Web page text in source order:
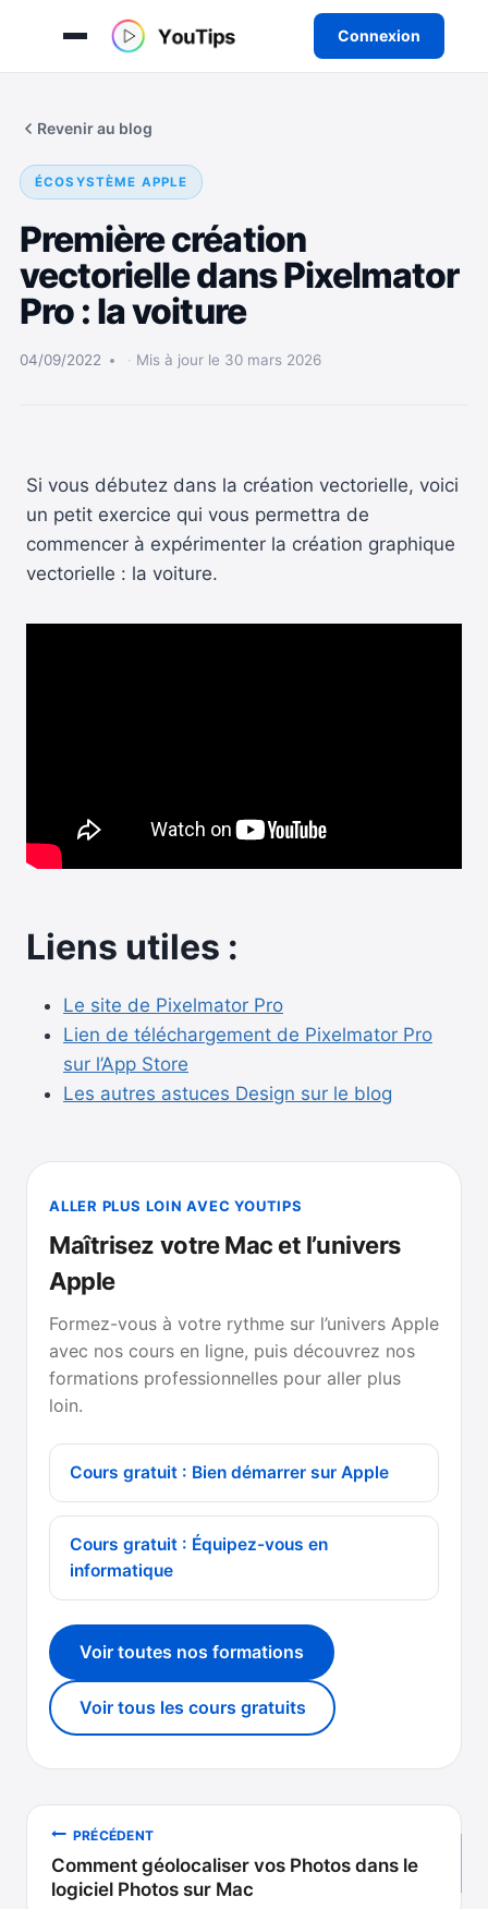
Connexion
Revenir au blog
ÉCOSYSTÈME APPLE
Première création
vectorielle dans Pixelmator
Pro : la voiture
04/09/2022 Mis à jour le 30 mars 2026
Si vous débutez dans la création vectorielle, voici
un petit exercice qui vous permettra de
commencer à expérimenter la création graphique
vectorielle : la voiture.
Liens utiles :
Le site de Pixelmator Pro
Lien de téléchargement de Pixelmator Pro
sur l’App Store
Les autres astuces Design sur le blog
ALLER PLUS LOIN AVEC YOUTIPS
Maîtrisez votre Mac et l’univers
Apple
Formez-vous à votre rythme sur l’univers Apple
avec nos cours en ligne, puis découvrez nos
formations professionnelles pour aller plus
loin.
Cours gratuit : Bien démarrer sur Apple
Cours gratuit : Équipez-vous en
informatique
Voir toutes nos formations
Voir tous les cours gratuits
Navigation
de
PRÉCÉDENT
Comment géolocaliser vos Photos dans le
logiciel Photos sur Mac